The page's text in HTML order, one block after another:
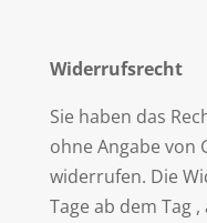
Widerrufsrecht
Sie haben das
ohne Angabe von
widerrufen. Die
Tage ab dem Tag